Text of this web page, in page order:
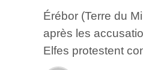
Érébor (Terre du
après les
Elfes protestent